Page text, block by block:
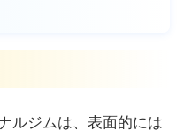
ルジムは、表面的には